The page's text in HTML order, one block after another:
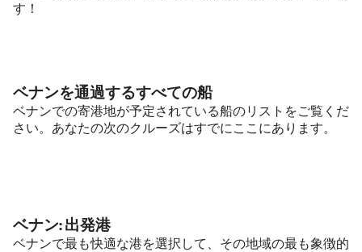
す！
ベナンを通過するすべての船
ベナンでの寄港地が予定されている船のリストをご覧くだ
さい。あなたの次のクルーズはすでにここにあります。
ベナン: 出発港
ベナンで最も快適な港を選択して、その地域の最も象徴的